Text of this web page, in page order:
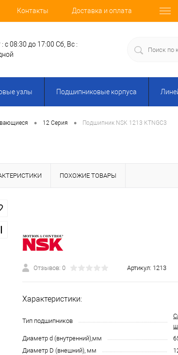
Контакты Доставка и оплата
с 08:30 до 17:00 Сб, Вс :
узлы Подшипниковые корпуса
• 12 Серия • Подшипник NSK 1213 KTNGC3
ПОХОЖИЕ ТОВАРЫ
Отзывов: 0 Артикул: 1213
Характеристики:
Тип подшипников
Диаметр d (внутренний),мм
Диаметр D (внешний), мм